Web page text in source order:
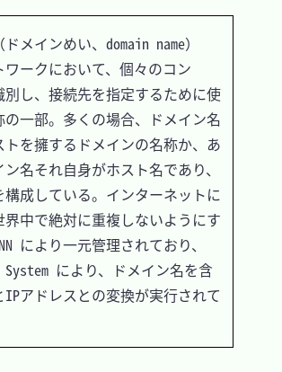
メインめい、domain name）
ークにおいて、個々のコン
別し、接続先を指定するために使
の一部。多くの場合、ドメイン名
トを擁するドメインの名称か、あ
名それ自身がホスト名であり、
構成している。インターネットに
界中で絶対に重複しないようにす
により一元管理されており、
System により、ドメイン名を含
IPアドレスとの変換が実行されて